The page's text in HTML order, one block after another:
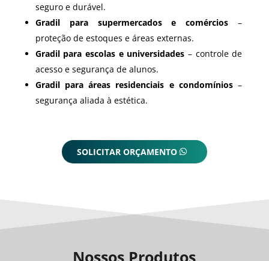
seguro e durável.
Gradil para supermercados e comércios –
proteção de estoques e áreas externas.
Gradil para escolas e universidades – controle de
acesso e segurança de alunos.
Gradil para áreas residenciais e condomínios–
segurança aliada à estética.
SOLICITAR ORÇAMENTO
Nossos Produtos